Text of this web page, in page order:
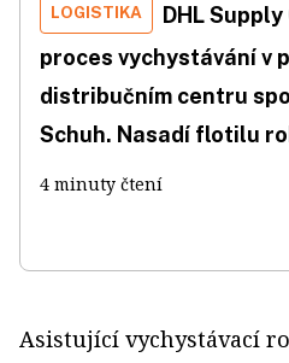
LOGISTIKA
DHL
proces vychystávání v
distribučním centru
Schuh. Nasadí flotilu
4 minuty čtení
Asistující vychystávací